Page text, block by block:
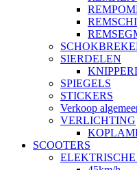
SIERDELEN
SPIEGELS
STICKERS
Verkoop
VERLICHTING
SCOOTERS
ELEKTRISCHE